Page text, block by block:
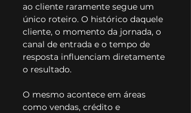
ao cliente raramente segue um
único roteiro. O histórico daquele
cliente, o momento da jornada, o
canal de entrada e o tempo de
resposta influenciam diretamente
o resultado.
O mesmo acontece em áreas
como vendas, crédito e